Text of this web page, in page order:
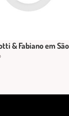
& Fabiano em